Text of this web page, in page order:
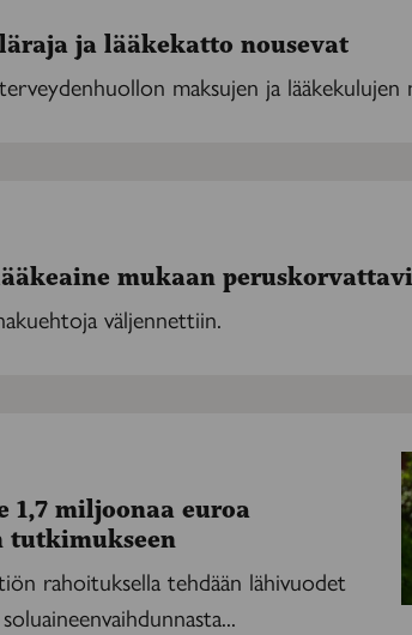
ja lääkekatto nousevat
maksujen ja lääkekulujen
mukaan
väljennettiin.
miljoonaa euroa
rahoituksella tehdään lähivuodet